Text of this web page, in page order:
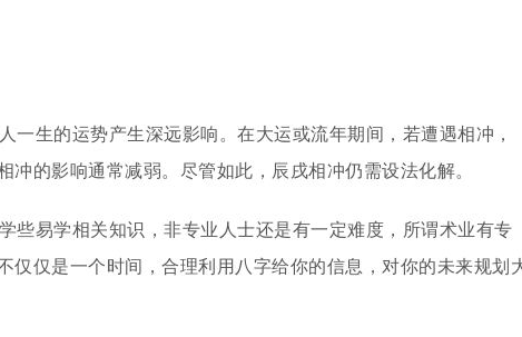
一生的运势产生深远影响。在大运或流年期间，若遭遇相冲，
的影响通常减弱。尽管如此，辰戌相冲仍需设法化解。
些易学相关知识，非专业人士还是有一定难度，所谓术业有专
仅仅是一个时间，合理利用八字给你的信息，对你的未来规划